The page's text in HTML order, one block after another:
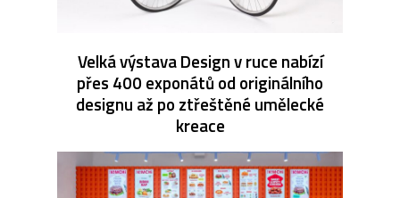
Velká výstava Design v ruce nabízí
přes 400 exponátů od originálního
designu až po ztřeštěné umělecké
kreace